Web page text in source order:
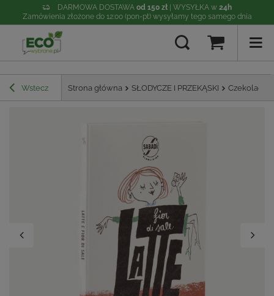
DARMOWA DOSTAWA od 150 zł | WYSYŁKA w 24h
Zamówienia złożone do 12:00 (pon-pt) wysyłamy tego samego dnia
Wstecz Strona główna SŁODYCZE I PRZEKĄSKI Czekolada